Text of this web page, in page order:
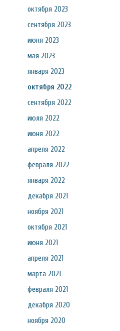
октября 2023
сентября 2023
июня 2023
мая 2023
января 2023
октября 2022
сентября 2022
июля 2022
июня 2022
апреля 2022
февраля 2022
января 2022
декабря 2021
ноября 2021
октября 2021
июня 2021
апреля 2021
марта 2021
февраля 2021
декабря 2020
ноября 2020